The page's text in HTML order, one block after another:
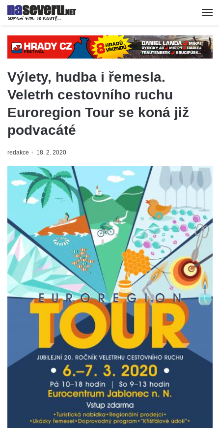
Výlety, hudba i řemesla.
Veletrh cestovního ruchu
Euroregion Tour se koná již
podvacáté
redakce 18. 2. 2020